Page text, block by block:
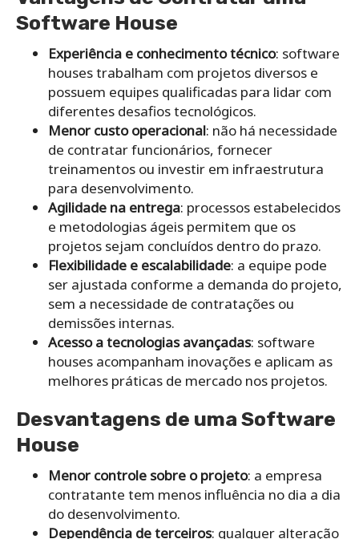
Software House
Experiência e conhecimento técnico: software
houses trabalham com projetos diversos e
possuem equipes qualificadas para lidar com
diferentes desafios tecnológicos.
Menor custo operacional: não há necessidade
de contratar funcionários, fornecer
treinamentos ou investir em infraestrutura
para desenvolvimento.
Agilidade na entrega: processos estabelecidos
e metodologias ágeis permitem que os
projetos sejam concluídos dentro do prazo.
Flexibilidade e escalabilidade: a equipe pode
ser ajustada conforme a demanda do projeto,
sem a necessidade de contratações ou
demissões internas.
Acesso a tecnologias avançadas: software
houses acompanham inovações e aplicam as
melhores práticas de mercado nos projetos.
Desvantagens de uma Software
House
Menor controle sobre o projeto: a empresa
contratante tem menos influência no dia a dia
do desenvolvimento.
Dependência de terceiros: qualquer alteração